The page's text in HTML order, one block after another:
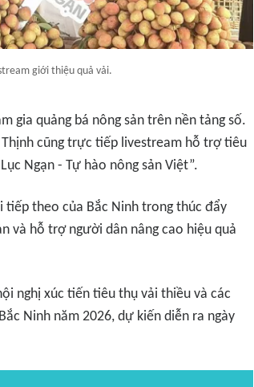
giới thiệu quả vải.
gia quảng bá nông sản trên nền tảng số.
cũng trực tiếp livestream hỗ trợ tiêu
Ngạn - Tự hào nông sản Việt”.
theo của Bắc Ninh trong thúc đẩy
và hỗ trợ người dân nâng cao hiệu quả
nghị xúc tiến tiêu thụ vải thiều và các
Ninh năm 2026, dự kiến diễn ra ngày